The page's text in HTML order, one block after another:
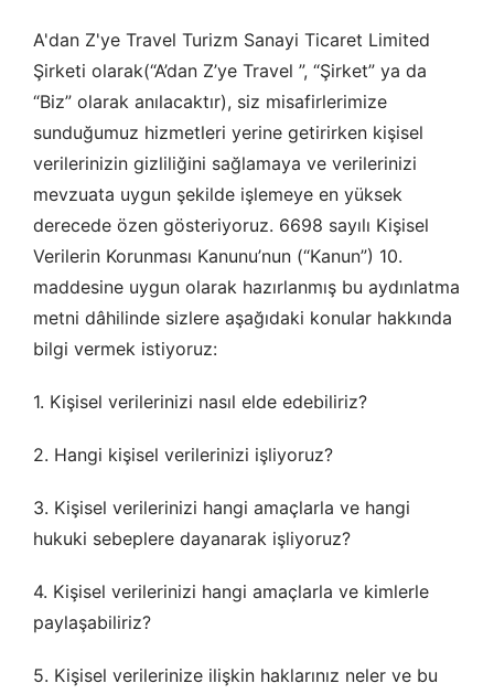
A'dan Z'ye Travel Turizm Sanayi Ticaret Limited
Şirketi olarak(“A’dan Z’ye Travel ”, “Şirket” ya da
“Biz” olarak anılacaktır), siz misafirlerimize
sunduğumuz hizmetleri yerine getirirken kişisel
verilerinizin gizliliğini sağlamaya ve verilerinizi
mevzuata uygun şekilde işlemeye en yüksek
derecede özen gösteriyoruz. 6698 sayılı Kişisel
Verilerin Korunması Kanunu’nun (“Kanun”) 10.
maddesine uygun olarak hazırlanmış bu aydınlatma
metni dâhilinde sizlere aşağıdaki konular hakkında
bilgi vermek istiyoruz:
1. Kişisel verilerinizi nasıl elde edebiliriz?
2. Hangi kişisel verilerinizi işliyoruz?
3. Kişisel verilerinizi hangi amaçlarla ve hangi
hukuki sebeplere dayanarak işliyoruz?
4. Kişisel verilerinizi hangi amaçlarla ve kimlerle
paylaşabiliriz?
5. Kişisel verilerinize ilişkin haklarınız neler ve bu